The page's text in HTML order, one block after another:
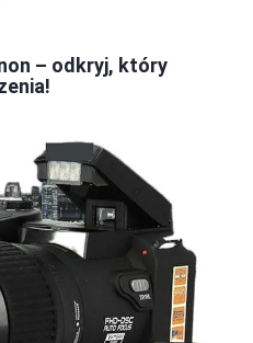
– odkryj, który